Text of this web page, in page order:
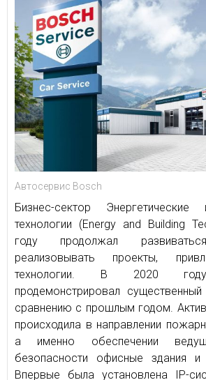
Автосервис Bosch
Бизнес-сектор Энергетические
технологии (Energy and Building
году продолжал
реализовывать проекты,
технологии. В 2020 году
продемонстрировал
сравнению с прошлым годом.
происходила в направлении
а именно обеспечении
безопасности офисные здания
Впервые была установлена IP-